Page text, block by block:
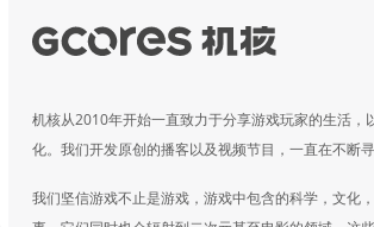
机核从2010年开始一直致力于分享游戏玩家的生活，
化。我们开发原创的播客以及视频节目，一直在不断
我们坚信游戏不止是游戏，游戏中包含的科学，文化